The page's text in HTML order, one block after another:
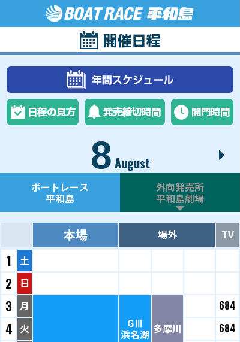
8 August
ボートレース
平和島
外向発売所
平和島劇場
本場 場外 TV
1 土
2 日
3 月
GⅢ
浜名湖 多摩川
684
4 火 684